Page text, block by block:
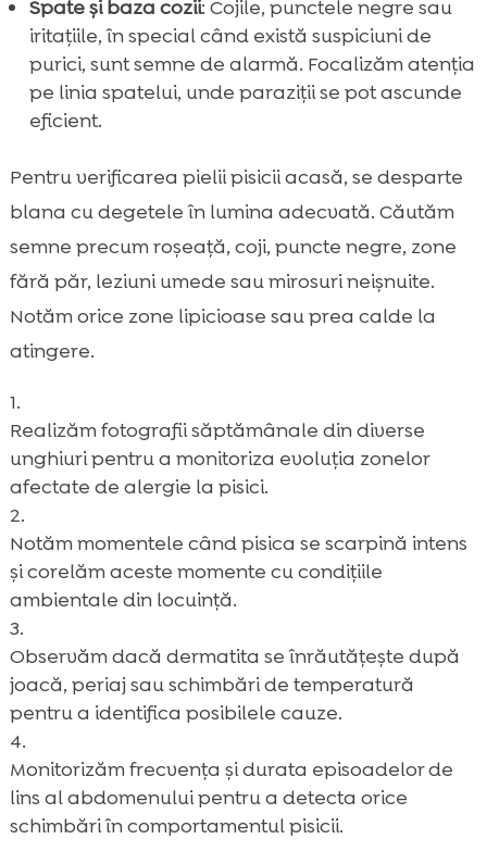
Spate și baza cozii: Cojile, punctele negre sau
iritațiile, în special când există suspiciuni de
purici, sunt semne de alarmă. Focalizăm atenția
pe linia spatelui, unde paraziții se pot ascunde
eficient.
Pentru verificarea pielii pisicii acasă, se desparte
blana cu degetele în lumina adecvată. Căutăm
semne precum roșeață, coji, puncte negre, zone
fără păr, leziuni umede sau mirosuri neișnuite.
Notăm orice zone lipicioase sau prea calde la
atingere.
Realizăm fotografii săptămânale din diverse
unghiuri pentru a monitoriza evoluția zonelor
afectate de alergie la pisici.
Notăm momentele când pisica se scarpină intens
și corelăm aceste momente cu condițiile
ambientale din locuință.
Observăm dacă dermatita se înrăutățește după
joacă, periaj sau schimbări de temperatură
pentru a identifica posibilele cauze.
Monitorizăm frecvența și durata episoadelor de
lins al abdomenului pentru a detecta orice
schimbări în comportamentul pisicii.